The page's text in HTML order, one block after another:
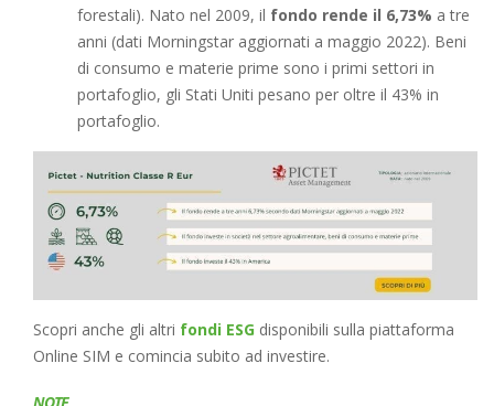
forestali). Nato nel 2009, il fondo rende il 6,73% a tre
anni (dati Morningstar aggiornati a maggio 2022). Beni
di consumo e materie prime sono i primi settori in
portafoglio, gli Stati Uniti pesano per oltre il 43% in
portafoglio.
Scopri anche gli altri fondi ESG disponibili sulla piattaforma
Online SIM e comincia subito ad investire.
NOTE